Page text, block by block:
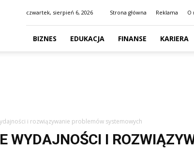
czwartek, sierpień 6, 2026 Strona główna Reklama O
BIZNES EDUKACJA FINANSE KARIERA
i rozwiązywanie problemów systemowych
WYDAJNOŚCI I